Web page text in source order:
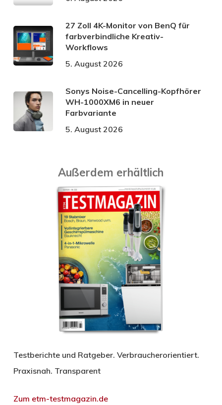
27 Zoll 4K-Monitor von BenQ für
farbverbindliche Kreativ-
Workflows
5. August 2026
Sonys Noise-Cancelling-Kopfhörer
WH-1000XM6 in neuer
Farbvariante
5. August 2026
Außerdem erhältlich
Testberichte und Ratgeber. Verbraucherorientiert.
Praxisnah. Transparent
Zum etm-testmagazin.de